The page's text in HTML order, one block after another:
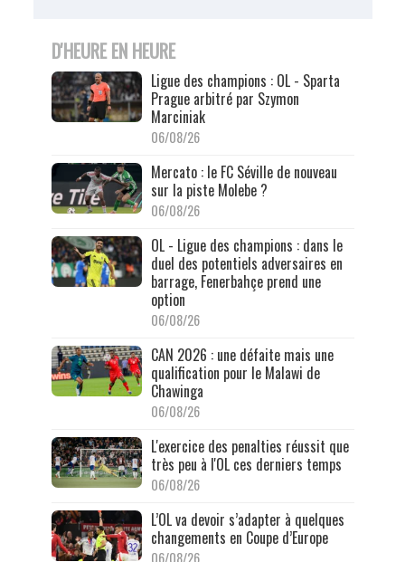
D'HEURE EN HEURE
Ligue des champions : OL - Sparta
Prague arbitré par Szymon
Marciniak
06/08/26
Mercato : le FC Séville de nouveau
sur la piste Molebe ?
06/08/26
OL - Ligue des champions : dans le
duel des potentiels adversaires en
barrage, Fenerbahçe prend une
option
06/08/26
CAN 2026 : une défaite mais une
qualification pour le Malawi de
Chawinga
06/08/26
L'exercice des penalties réussit que
très peu à l'OL ces derniers temps
06/08/26
L’OL va devoir s’adapter à quelques
changements en Coupe d’Europe
06/08/26